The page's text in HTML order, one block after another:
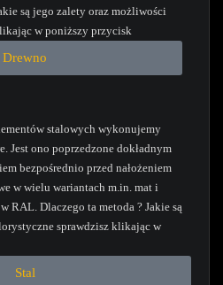
są jego zalety oraz możliwości
w poniższy przycisk
Drewno
stalowych wykonujemy
Jest ono poprzedzone dokładnym
bezpośrednio przed nałożeniem
w wielu wariantach m.in. mat i
RAL. Dlaczego ta metoda ? Jakie są
sprawdzisz klikając w
Stal